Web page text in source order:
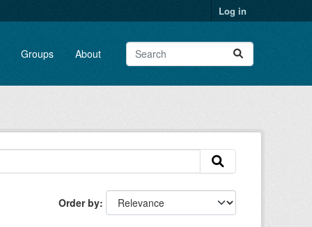
Log in
Groups About
Order by